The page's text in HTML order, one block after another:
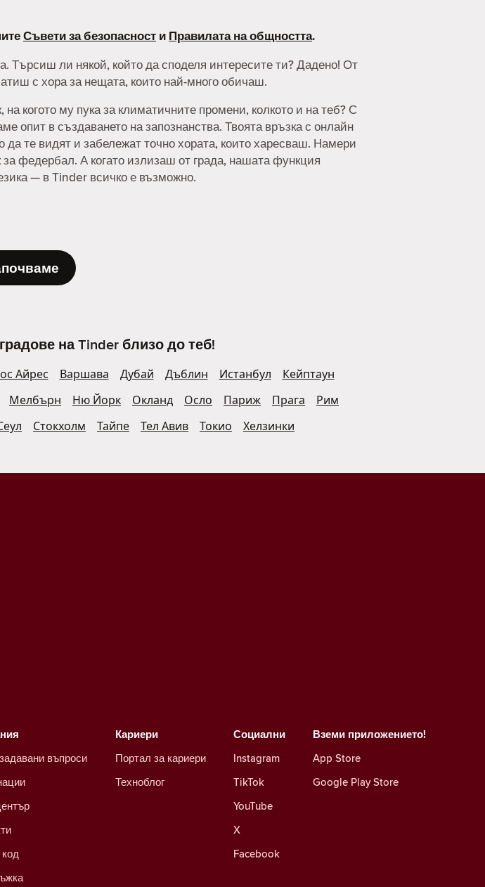
Съвети за безопасност и Правилата на общността.
Търсиш ли някой, който да споделя интересите ти? Дадено! От
с хора за нещата, които най-много обичаш.
когото му пука за климатичните промени, колкото и на теб? С
в създаването на запознанства. Твоята връзка с онлайн
те видят и забележат точно хората, които харесваш. Намери
федербал. А когато излизаш от града, нашата функция
— в Tinder всичко е възможно.
на Tinder близо до теб!
Айрес Варшава Дубай Дъблин Истанбул
Кейптаун
Мелбърн Ню Йорк Окланд Осло Париж Прага
Рим
Стокхолм Тайпе Тел Авив Токио Хелзинки
Социални
Instagram
TikTok
YouTube
X
Facebook
Кариери
Портал за кариери
Техноблог
въпроси
Вземи приложението!
App Store
Google Play Store